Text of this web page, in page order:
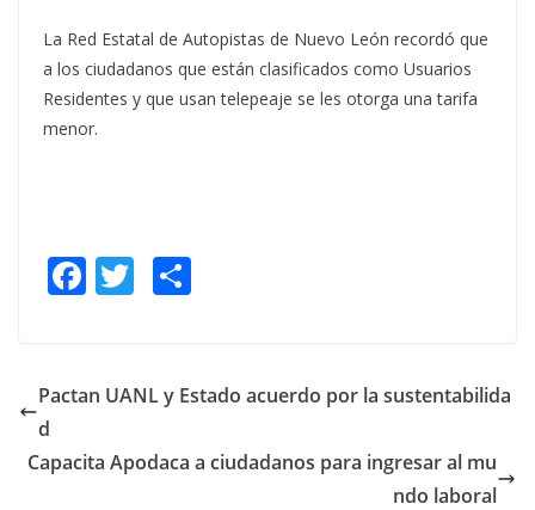
La Red Estatal de Autopistas de Nuevo León recordó que
a los ciudadanos que están clasificados como Usuarios
Residentes y que usan telepeaje se les otorga una tarifa
menor.
F
b
o
T
er e
Pactan UANL y Estado acuerdo por la sustentabilida
d
Capacita Apodaca a ciudadanos para ingresar al mu
ndo laboral